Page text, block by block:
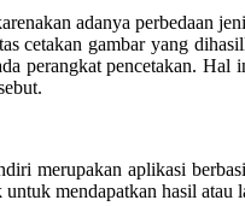
adanya perbedaan
cetakan gambar yang
perangkat pencetakan.
merupakan aplikasi
mendapatkan hasil atau